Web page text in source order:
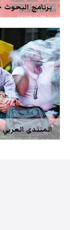
برنامج البحوث
المنتدى العربي